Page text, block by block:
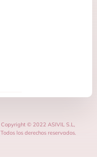
Copyright © 2022 ASIVIL S.L,
Todos los derechos reservados.